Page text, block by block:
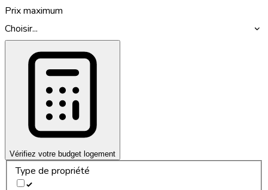
Prix maximum
Choisir...
Vérifiez votre budget logement
Type de propriété